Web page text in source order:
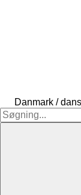
Danmark /